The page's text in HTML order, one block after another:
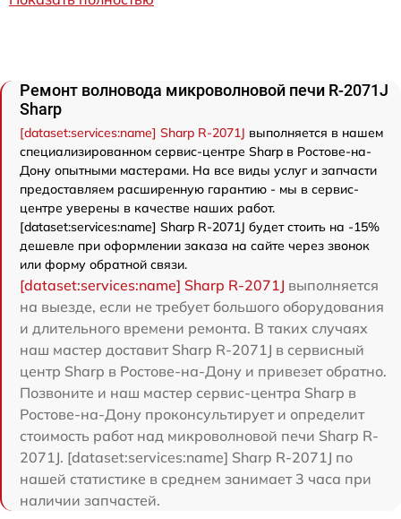
Ремонт волновода микроволновой печи R-2071J
Sharp
[dataset:services:name] Sharp R-2071J выполняется в нашем
специализированном сервис-центре Sharp в Ростове-на-
Дону опытными мастерами. На все виды услуг и запчасти
предоставляем расширенную гарантию - мы в сервис-
центре уверены в качестве наших работ.
[dataset:services:name] Sharp R-2071J будет стоить на -15%
дешевле при оформлении заказа на сайте через звонок
или форму обратной связи.
[dataset:services:name] Sharp R-2071J выполняется
на выезде, если не требует большого оборудования
и длительного времени ремонта. В таких случаях
наш мастер доставит Sharp R-2071J в сервисный
центр Sharp в Ростове-на-Дону и привезет обратно.
Позвоните и наш мастер сервис-центра Sharp в
Ростове-на-Дону проконсультирует и определит
стоимость работ над микроволновой печи Sharp R-
2071J. [dataset:services:name] Sharp R-2071J по
нашей статистике в среднем занимает 3 часа при
наличии запчастей.